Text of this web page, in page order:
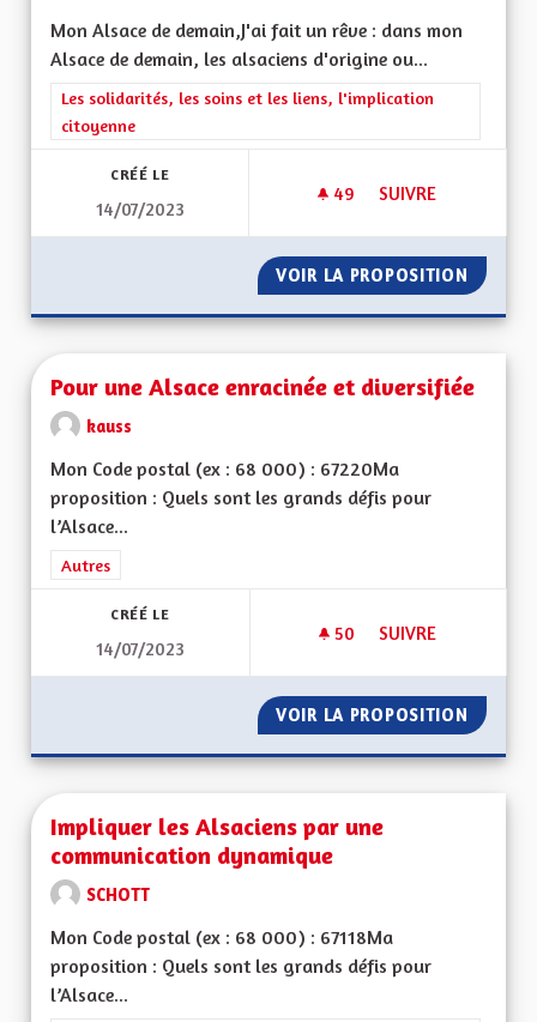
Mon Alsace de demain,J'ai fait un rêve : dans mon
Alsace de demain, les alsaciens d'origine ou...
Filtrer les résultats de la catégorie : Les solidarités, les soins
Les solidarités, les soins et les liens, l'implication
citoyenne
CRÉÉ LE
14/07/2023
49 49 ABONNÉS
SUIVRE
VOIR LA PROPOSITION
Pour une Alsace enracinée et diversifiée
kauss
Mon Code postal (ex : 68 000) : 67220Ma
proposition : Quels sont les grands défis pour
l’Alsace...
Filtrer les résultats de la catégorie : Autres
Autres
CRÉÉ LE
14/07/2023
50 50 ABONNÉS
SUIVRE
VOIR LA PROPOSITION POUR
Impliquer les Alsaciens par une
communication dynamique
SCHOTT
Mon Code postal (ex : 68 000) : 67118Ma
proposition : Quels sont les grands défis pour
l’Alsace...